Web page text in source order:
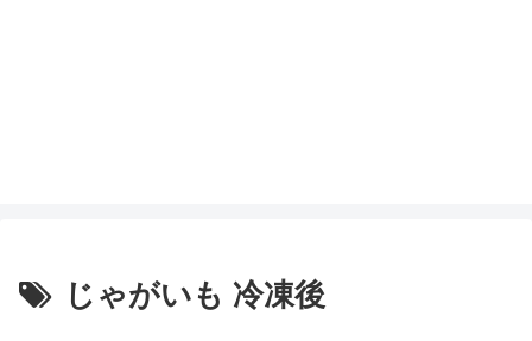
じゃがいも 冷凍後